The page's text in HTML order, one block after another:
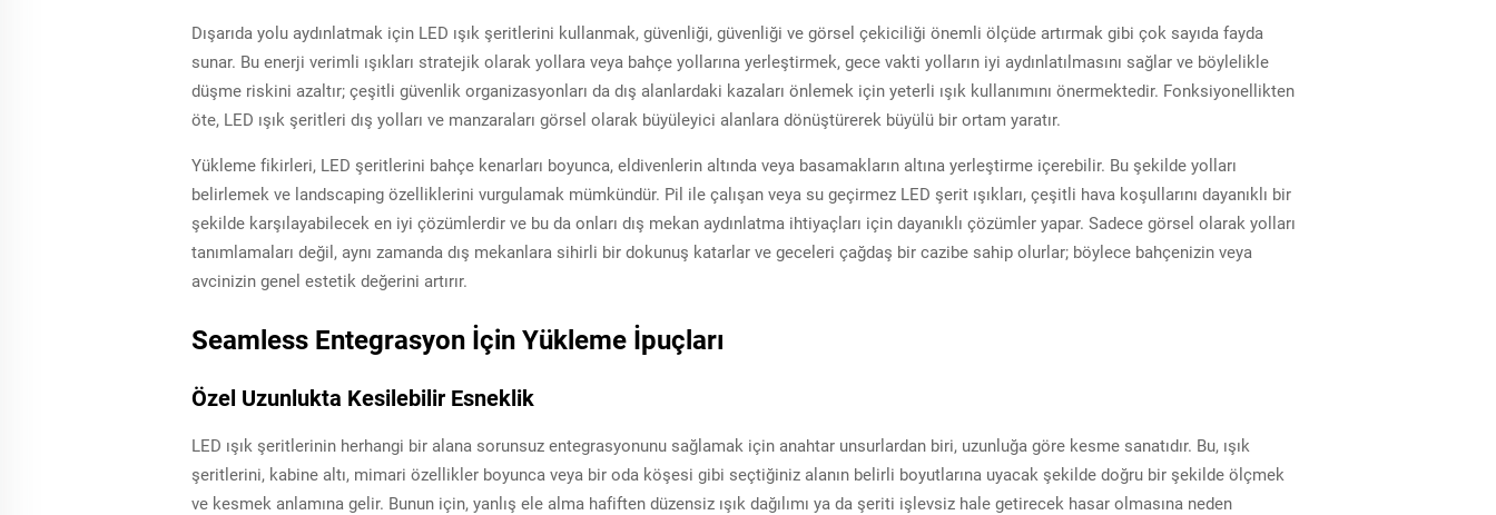
Dışarıda yolu aydınlatmak için LED ışık şeritlerini kullanmak, güvenliği, güvenliği ve görsel çekiciliği önemli ölçüde artırmak gibi çok sayıda fayda
sunar. Bu enerji verimli ışıkları stratejik olarak yollara veya bahçe yollarına yerleştirmek, gece vakti yolların iyi aydınlatılmasını sağlar ve böylelikle
düşme riskini azaltır; çeşitli güvenlik organizasyonları da dış alanlardaki kazaları önlemek için yeterli ışık kullanımını önermektedir. Fonksiyonellikten
öte, LED ışık şeritleri dış yolları ve manzaraları görsel olarak büyüleyici alanlara dönüştürerek büyülü bir ortam yaratır.
Yükleme fikirleri, LED şeritlerini bahçe kenarları boyunca, eldivenlerin altında veya basamakların altına yerleştirme içerebilir. Bu şekilde yolları
belirlemek ve landscaping özelliklerini vurgulamak mümkündür. Pil ile çalışan veya su geçirmez LED şerit ışıkları, çeşitli hava koşullarını dayanıklı bir
şekilde karşılayabilecek en iyi çözümlerdir ve bu da onları dış mekan aydınlatma ihtiyaçları için dayanıklı çözümler yapar. Sadece görsel olarak yolları
tanımlamaları değil, aynı zamanda dış mekanlara sihirli bir dokunuş katarlar ve geceleri çağdaş bir cazibe sahip olurlar; böylece bahçenizin veya
avcinizin genel estetik değerini artırır.
Seamless Entegrasyon İçin Yükleme İpuçları
Özel Uzunlukta Kesilebilir Esneklik
LED ışık şeritlerinin herhangi bir alana sorunsuz entegrasyonunu sağlamak için anahtar unsurlardan biri, uzunluğa göre kesme sanatıdır. Bu, ışık
şeritlerini, kabine altı, mimari özellikler boyunca veya bir oda köşesi gibi seçtiğiniz alanın belirli boyutlarına uyacak şekilde doğru bir şekilde ölçmek
ve kesmek anlamına gelir. Bunun için, yanlış ele alma hafiften düzensiz ışık dağılımı ya da şeriti işlevsiz hale getirecek hasar olmasına neden